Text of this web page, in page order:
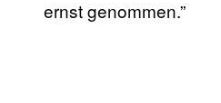
ernst genommen.”